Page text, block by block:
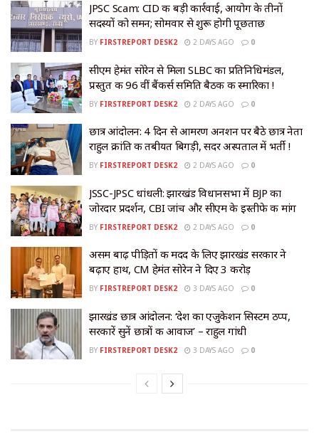
JPSC Scam: CID की बड़ी कार्रवाई, आयोग के तीनों
सदस्यों को समन; सोमवार से शुरू होगी पूछताछ
BY FIRSTREPORT DESK2 2 DAYS AGO 0
सीएम हेमंत सोरेन से मिला SLBC का प्रतिनिधिमंडल,
प्रस्तुत की 96 वीं बैंकर्स समिति बैठक की स्मारिका !
BY FIRSTREPORT DESK2 2 DAYS AGO 0
छात्र आंदोलन: 4 दिन से आमरण अनशन पर बैठे छात्र नेता
राहुल क्रांति की तबीयत बिगड़ी, सदर अस्पताल में भर्ती !
BY FIRSTREPORT DESK2 2 DAYS AGO 0
JSSC-JPSC धांधली: झारखंड विधानसभा में BJP का
जोरदार प्रदर्शन, CBI जांच और सीएम के इस्तीफे की मांग
BY FIRSTREPORT DESK2 2 DAYS AGO 0
असम बाढ़ पीड़ितों की मदद के लिए झारखंड सरकार ने
बढ़ाए हाथ, CM हेमंत सोरेन ने दिए ₹3 करोड़
BY FIRSTREPORT DESK2 3 DAYS AGO 0
झारखंड छात्र आंदोलन: ‘देश का एजुकेशन सिस्टम ठप्प,
सरकारें सुनें छात्रों की आवाज’ – राहुल गांधी
BY FIRSTREPORT DESK2 3 DAYS AGO 0